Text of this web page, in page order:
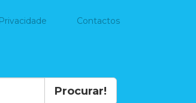
Contactos
Procurar!